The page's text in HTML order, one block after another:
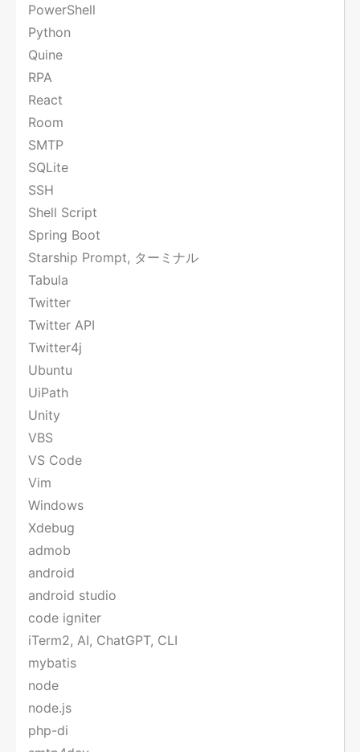
PowerShell
Python
Quine
RPA
React
Room
SMTP
SQLite
SSH
Shell Script
Spring Boot
Starship Prompt, ターミナル
Tabula
Twitter
Twitter API
Twitter4j
Ubuntu
UiPath
Unity
VBS
VS Code
Vim
Windows
Xdebug
admob
android
android studio
code igniter
iTerm2, AI, ChatGPT, CLI
mybatis
node
node.js
php-di